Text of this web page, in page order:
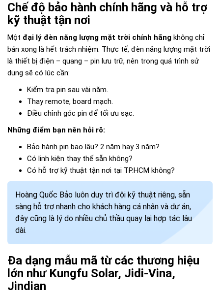
Chế độ bảo hành chính hãng và hỗ trợ
kỹ thuật tận nơi
Một đại lý đèn năng lượng mặt trời chính hãng không chỉ
bán xong là hết trách nhiệm. Thực tế, đèn năng lượng mặt trời
là thiết bị điện – quang – pin lưu trữ, nên trong quá trình sử
dụng sẽ có lúc cần:
Kiểm tra pin sau vài năm.
Thay remote, board mạch.
Điều chỉnh góc pin để tối ưu sạc.
Những điểm bạn nên hỏi rõ:
Bảo hành pin bao lâu? 2 năm hay 3 năm?
Có linh kiện thay thế sẵn không?
Có hỗ trợ kỹ thuật tận nơi tại TP.HCM không?
Hoàng Quốc Bảo luôn duy trì đội kỹ thuật riêng, sẵn
sàng hỗ trợ nhanh cho khách hàng cá nhân và dự án,
đây cũng là lý do nhiều chủ thầu quay lại hợp tác lâu
dài.
Đa dạng mẫu mã từ các thương hiệu
lớn như Kungfu Solar, Jidi-Vina,
Jindian